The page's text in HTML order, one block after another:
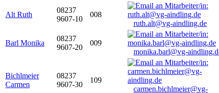
Alt Ruth
08237
9607-10
008
ruth.alt@vg-aindling.de
Barl Monika
08237
9607-20
009
monika.barl@vg-
Bichlmeier
Carmen
08237
9607-30
109
carmen.bichlmeier@vg-